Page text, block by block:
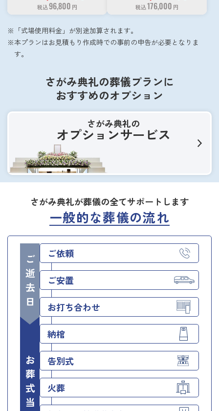
税込96,800 円 税込176,000 円
「式場使用料金」が別途加算されます。
本プランはお見積もり作成時での事前の申告が必要となりま
す。
さがみ典礼の葬儀プランに
おすすめのオプション
さがみ典礼の
オプションサービス
さがみ典礼が葬儀の全てサポートします
一般的な葬儀の流れ
ご逝去日 ご依頼
ご安置
お打ち合わせ
お葬式当日
納棺
告別式
火葬